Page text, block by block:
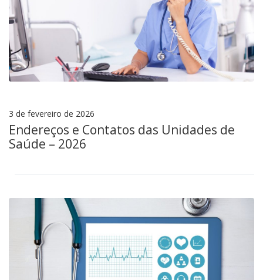
3 de fevereiro de 2026
Endereços e Contatos das Unidades de
Saúde – 2026